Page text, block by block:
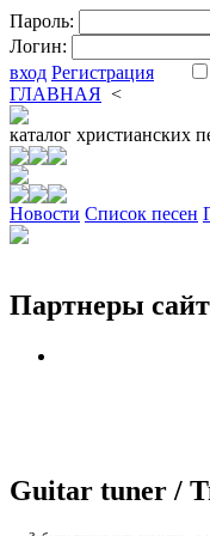
Пароль:
Логин:
вход Регистрация
ГЛАВНАЯ <
каталог христианских
Новости Cписок песен
Партнеры
Guitar tuner /